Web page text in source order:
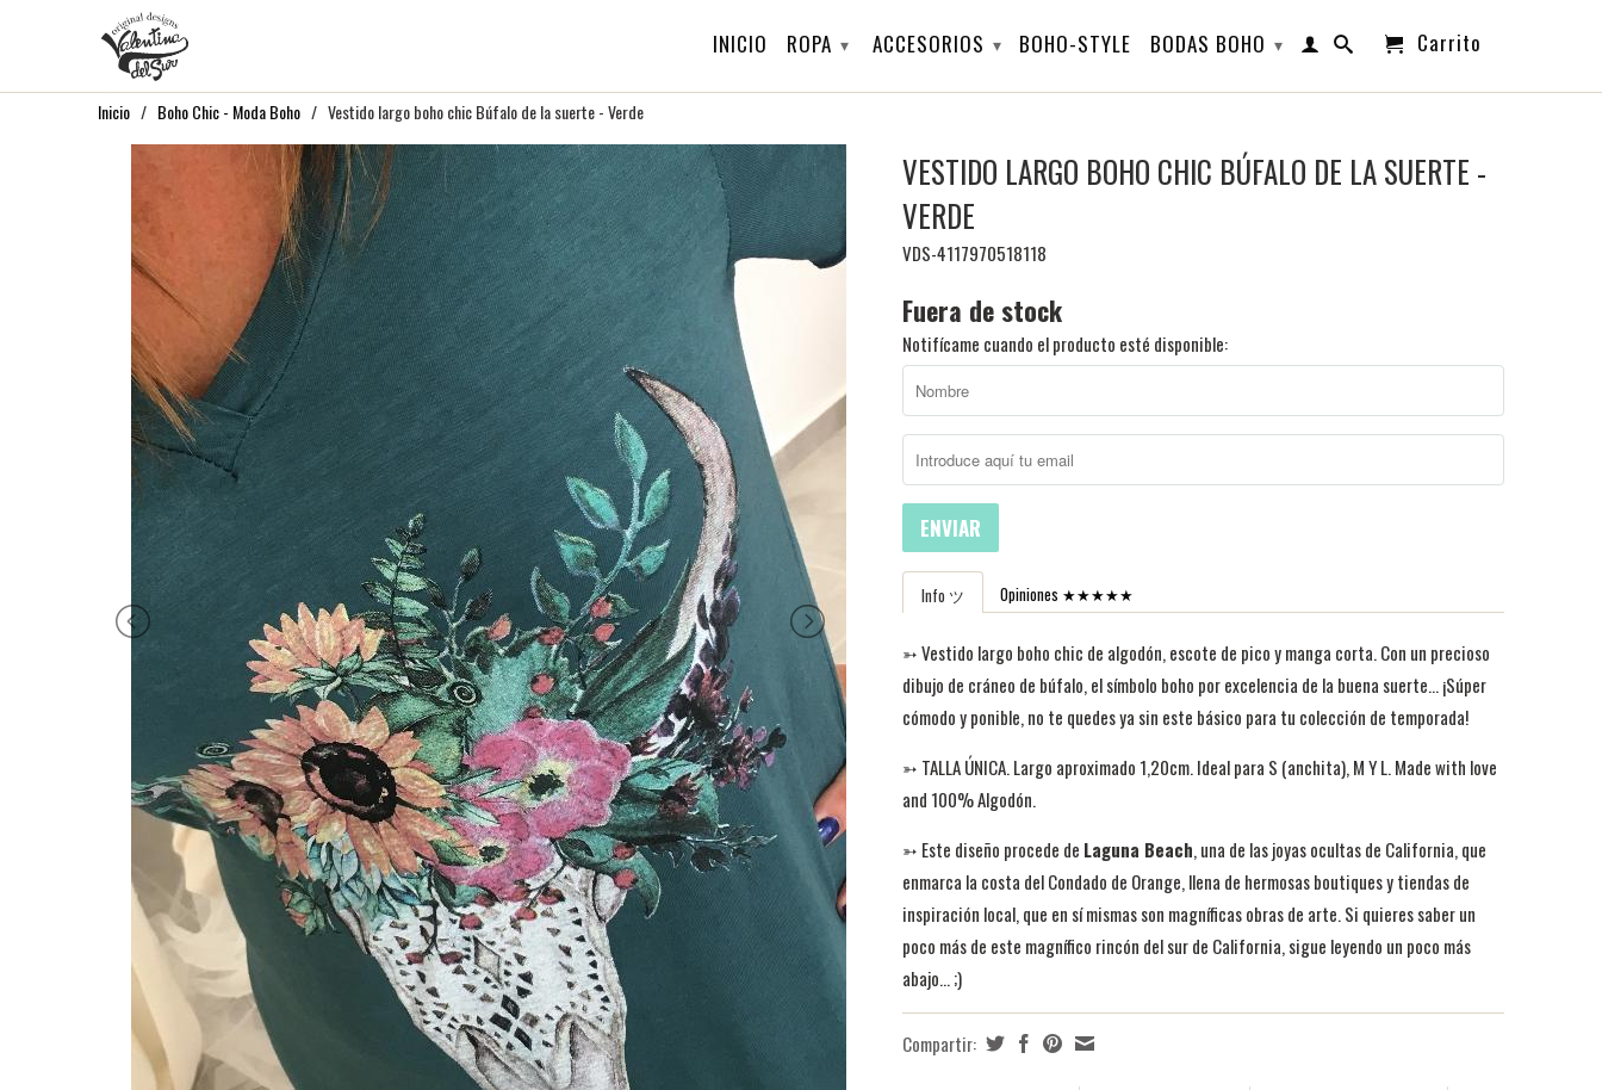
INICIO ROPA ▾ ACCESORIOS ▾ BOHO-STYLE BODAS BOHO ▾ Carrito
Inicio / Boho Chic - Moda Boho / Vestido largo boho chic Búfalo de la suerte - Verde
VESTIDO LARGO BOHO CHIC BÚFALO DE LA SUERTE -
VERDE
VDS-4117970518118
Fuera de stock
Notifícame cuando el producto esté disponible:
ENVIAR
Info ツ Opiniones ★★★★★
➳Vestido largo boho chic de algodón, escote de pico y manga corta. Con un precioso
dibujo de cráneo de búfalo, el símbolo boho por excelencia de la buena suerte... ¡Súper
cómodo y ponible, no te quedes ya sin este básico para tu colección de temporada!
➳ TALLA ÚNICA. Largo aproximado 1,20cm. Ideal para S (anchita), M Y L.Made with love
and 100% Algodón.
➳ Este diseño procede de Laguna Beach, una de las joyas ocultas de California, que
enmarca la costa del Condado de Orange, llena de hermosas boutiques y tiendas de
inspiración local, que en sí mismas son magníficas obras de arte. Si quieres saber un
poco más de este magnífico rincón del sur de California, sigue leyendo un poco más
abajo... ;)
Compartir: